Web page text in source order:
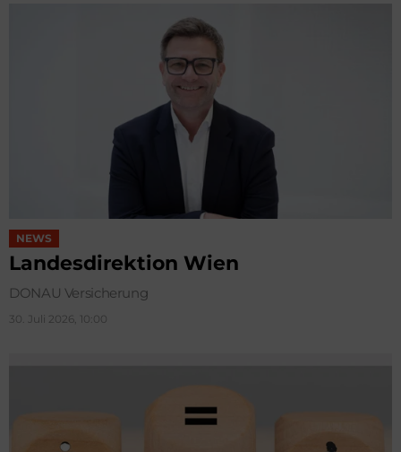
NEWS
Landesdirektion Wien
DONAU Versicherung
30. Juli 2026, 10:00